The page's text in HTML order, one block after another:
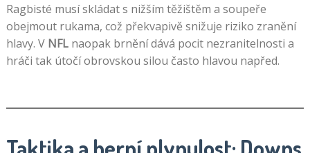
Ragbisté musí skládat s nižším těžištěm a soupeře
obejmout rukama, což překvapivě snižuje riziko zranění
hlavy. V NFLnaopak brnění dává pocit nezranitelnosti a
hráči tak útočí obrovskou silou často hlavou napřed.